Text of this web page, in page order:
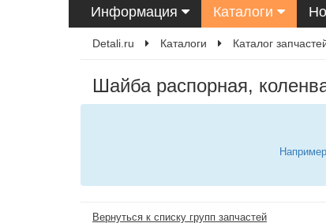
Информация Каталоги
Detali.ru Каталоги Каталог
Шайба распорная,
Вернуться к списку групп запчастей